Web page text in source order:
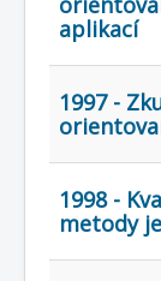
aplikací
1997 -
1998 -
metody